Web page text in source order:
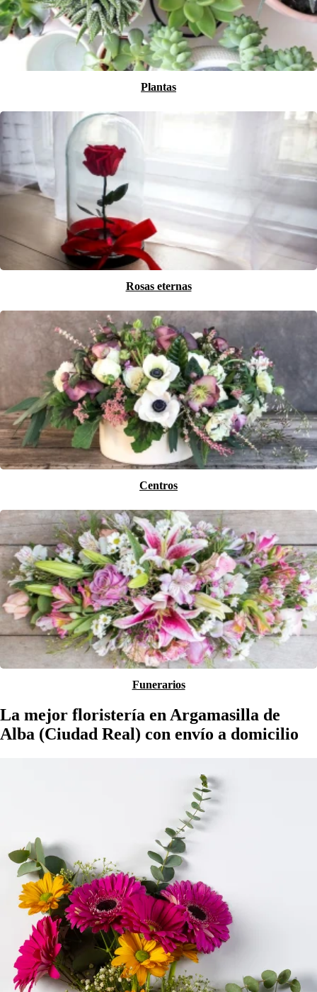
Plantas
Rosas eternas
Centros
Funerarios
La mejor floristería en Argamasilla de
Alba (Ciudad Real) con envío a domicilio